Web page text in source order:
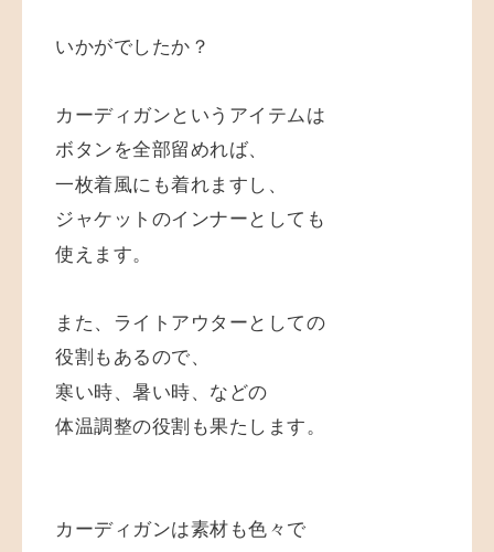
いかがでしたか？
カーディガンというアイテムは
ボタンを全部留めれば、
一枚着風にも着れますし、
ジャケットのインナーとしても
使えます。
また、ライトアウターとしての
役割もあるので、
寒い時、暑い時、などの
体温調整の役割も果たします。
カーディガンは素材も色々で